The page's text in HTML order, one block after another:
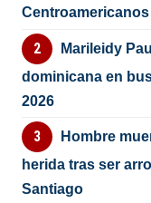
Centroamericanos
Marileidy
dominicana en
2026
Hombre
herida tras ser
Santiago